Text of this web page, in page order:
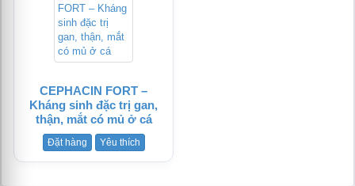
CEPHACIN FORT –
Kháng sinh đặc trị gan,
thận, mắt có mủ ở cá
Đặt hàng Yêu thích